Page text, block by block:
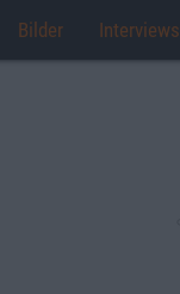
Bilder Interviews